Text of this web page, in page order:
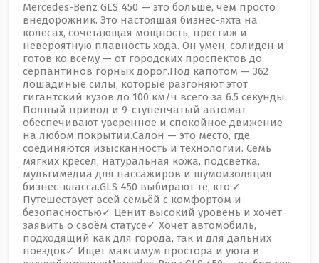
Mercedes-Benz GLS 450 — это больше, чем просто
внедорожник. Это настоящая бизнес-яхта на
колесах, сочетающая мощность, престиж и
невероятную плавность хода. Он умен, солиден и
готов ко всему — от городских проспектов до
серпантинов горных дорог.Под капотом — 362
лошадиные силы, которые разгоняют этот
гигантский кузов до 100 км/ч всего за 6.5 секунды.
Полный привод и 9-ступенчатый автомат
обеспечивают уверенное и спокойное движение
на любом покрытии.Салон — это место, где
соединяются изысканность и технологии. Семь
мягких кресел, натуральная кожа, подсветка,
мультимедиа для пассажиров и шумоизоляция
бизнес-класса.GLS 450 выбирают те, кто:✓
Путешествует всей семьёй с комфортом и
безопасностью✓ Ценит высокий уровень и хочет
заявить о своём статусе✓ Хочет автомобиль,
подходящий как для города, так и для дальних
поездок✓ Ищет максимум простора и уюта в